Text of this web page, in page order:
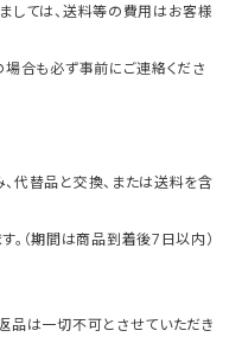
しては、送料等の費用はお客様
合も必ず事前にご連絡くださ
替品と交換、または送料を含
（期間は商品到着後7日以内）
品は一切不可とさせていただき